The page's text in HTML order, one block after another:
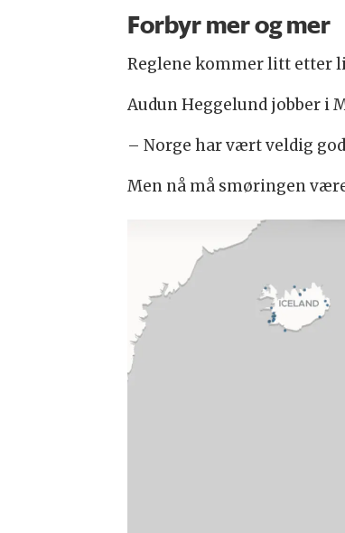
Forbyr mer og mer
Reglene kommer litt etter
Audun Heggelund jobber i
– Norge har vært veldig
Men nå må smøringen